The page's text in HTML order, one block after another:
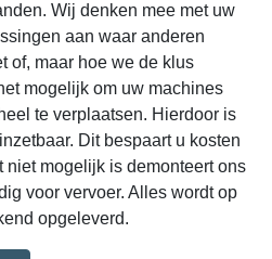
Wij denken mee met uw
aan waar anderen
of, maar hoe we de klus
mogelijk om uw machines
te verplaatsen. Hierdoor is
Dit bespaart u kosten
mogelijk is demonteert ons
voor vervoer. Alles wordt op
opgeleverd.